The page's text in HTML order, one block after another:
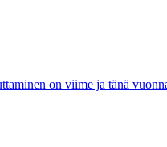
on viime ja tänä